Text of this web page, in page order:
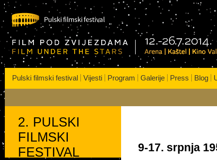
Kaštel | Kino VALLI
Pulski filmski festival Vijesti Program Galerije Press Blog
2. PULSKI
FILMSKI
FESTIVAL
9-17. srpnja